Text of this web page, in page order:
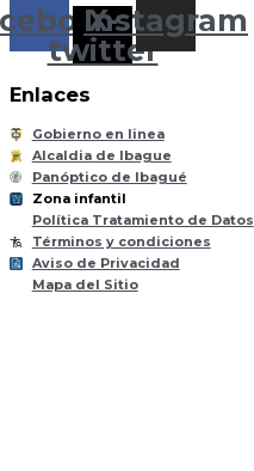
X-
twitter
Instagram
Enlaces
Gobierno en linea
Alcaldia de Ibague
Panóptico de Ibagué
til
Zona infantil
Política Tratamiento de Datos
Términos y condiciones
Aviso de Privacidad
Mapa del Sitio